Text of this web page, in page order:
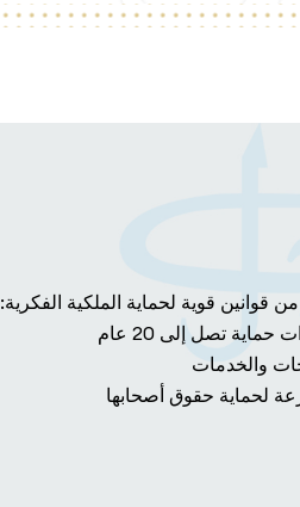
قوانين قوية لحماية الملكية الفكرية:
تصل إلى 20 عام
والخدمات
لحماية حقوق أصحابها